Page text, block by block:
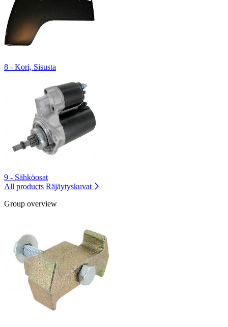
8 - Kori, Sisusta
9 - Sähköosat
All products Räjäytyskuvat
Group overview